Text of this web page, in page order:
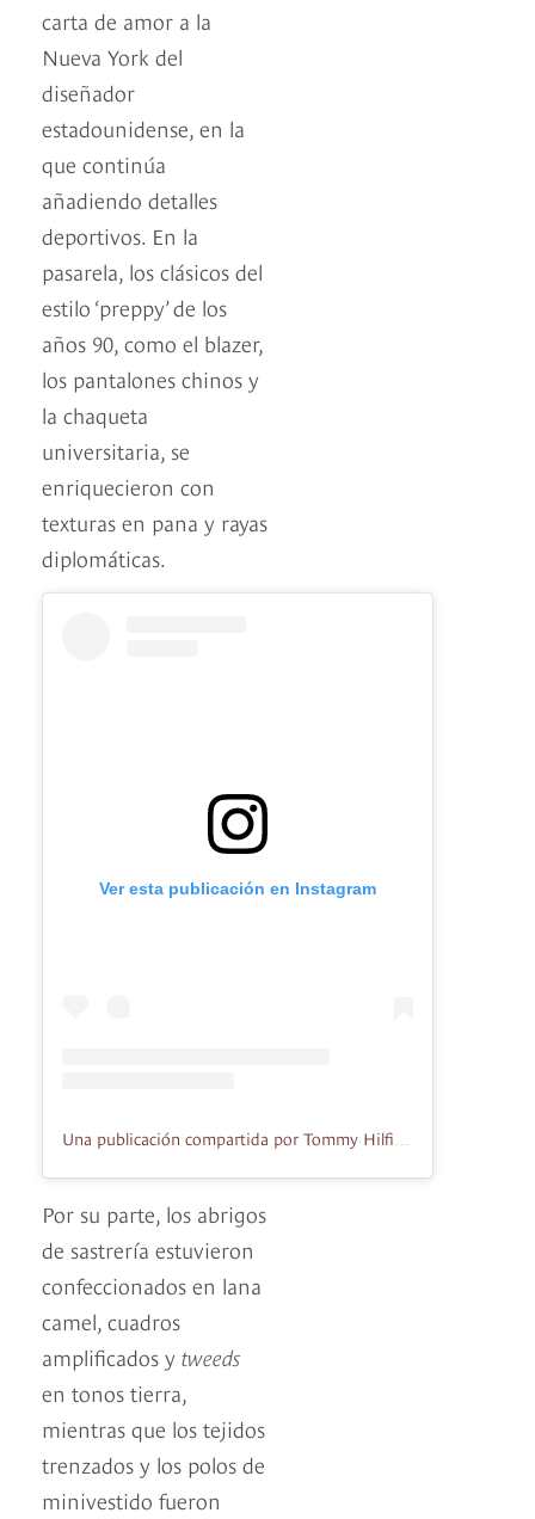
carta de amor a la
Nueva York del
diseñador
estadounidense, en la
que continúa
añadiendo detalles
deportivos. En la
pasarela, los clásicos del
estilo ‘preppy’ de los
años 90, como el blazer,
los pantalones chinos y
la chaqueta
universitaria, se
enriquecieron con
texturas en pana y rayas
diplomáticas.
Ver esta publicación en Instagram
Por su parte, los abrigos
de sastrería estuvieron
confeccionados en lana
camel, cuadros
amplificados y tweeds
en tonos tierra,
mientras que los tejidos
trenzados y los polos de
minivestido fueron